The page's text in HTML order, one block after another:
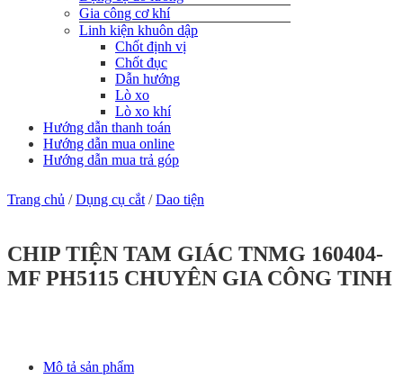
Gia công cơ khí
Linh kiện khuôn dập
Chốt định vị
Chốt đục
Dẫn hướng
Lò xo
Lò xo khí
Hướng dẫn thanh toán
Hướng dẫn mua online
Hướng dẫn mua trả góp
Trang chủ / Dụng cụ cắt / Dao tiện
CHIP TIỆN TAM GIÁC TNMG 160404-
MF PH5115 CHUYÊN GIA CÔNG TINH
Mô tả sản phẩm